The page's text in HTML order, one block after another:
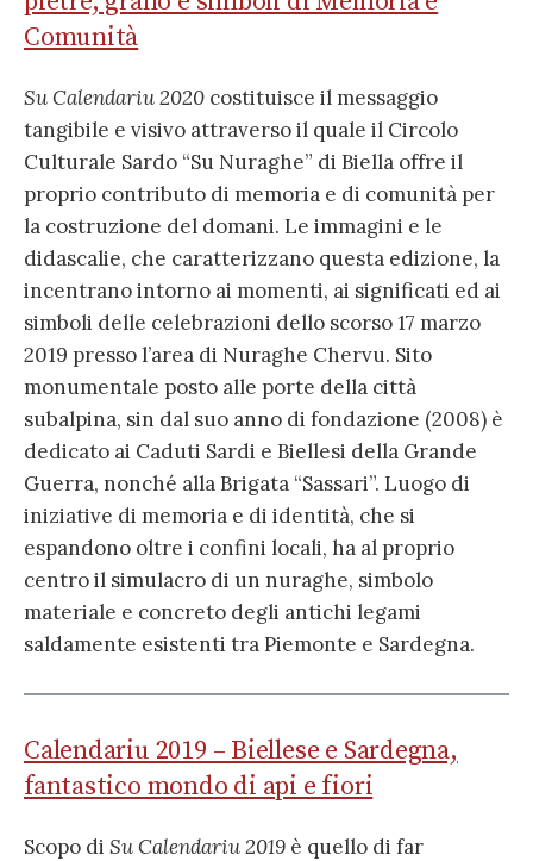
Comunità
Su Calendariu 2020 costituisce il messaggio
tangibile e visivo attraverso il quale il Circolo
Culturale Sardo “Su Nuraghe” di Biella offre il
proprio contributo di memoria e di comunità per
la costruzione del domani. Le immagini e le
didascalie, che caratterizzano questa edizione, la
incentrano intorno ai momenti, ai significati ed ai
simboli delle celebrazioni dello scorso 17 marzo
2019 presso l’area di Nuraghe Chervu. Sito
monumentale posto alle porte della città
subalpina, sin dal suo anno di fondazione (2008) è
dedicato ai Caduti Sardi e Biellesi della Grande
Guerra, nonché alla Brigata “Sassari”. Luogo di
iniziative di memoria e di identità, che si
espandono oltre i confini locali, ha al proprio
centro il simulacro di un nuraghe, simbolo
materiale e concreto degli antichi legami
saldamente esistenti tra Piemonte e Sardegna.
Calendariu 2019 – Biellese e Sardegna,
fantastico mondo di api e fiori
Scopo di Su Calendariu 2019 è quello di far